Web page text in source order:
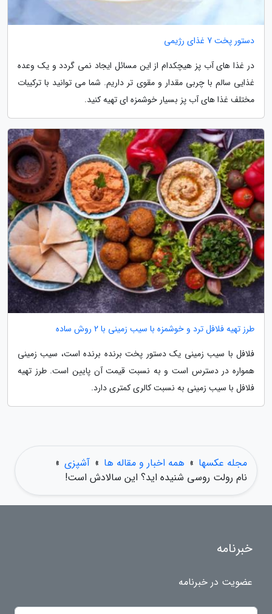
دستور پخت 7 غذای رژیمی
در غذا های آب پز هیچکدام از این مسائل ایجاد نمی گردد و یک وعده
غذایی سالم با چربی مقدار و مقوی تر داریم. شما می توانید با ترکیبات
مختلف غذا های آب پز بسیار خوشمزه ای تهیه کنید.
طرز تهیه فلافل ترد و خوشمزه با سیب زمینی با 2 روش ساده
فلافل با سیب زمینی یک دستور پخت برنده برنده است، سیب زمینی
همواره در دسترس است و به نسبت قیمت آن پایین است. طرز تهیه
فلافل با سیب زمینی به نسبت کالری کمتری دارد.
مجله عکسها » همه اخبار و مقاله ها » آشپزی »
نام رولت روسی شنیده اید؟ این سالادش است!
خبرنامه
عضویت در خبرنامه